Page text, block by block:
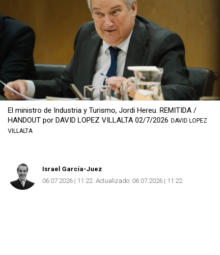
El ministro de Industria y Turismo, Jordi Hereu. REMITIDA /
HANDOUT por DAVID LOPEZ VILLALTA 02/7/2026 DAVID LOPEZ
VILLALTA
Israel García-Juez
06.07.2026 | 11:22 Actualizado: 06.07.2026 | 11:22